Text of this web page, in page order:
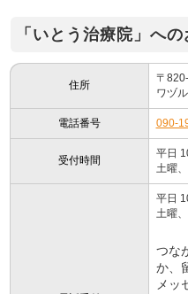
「いとう治療院」へ
住所
〒
ワヅ
電話番号 090-
受付時間
平日
土曜
平日
土曜
つな
か、
メッ